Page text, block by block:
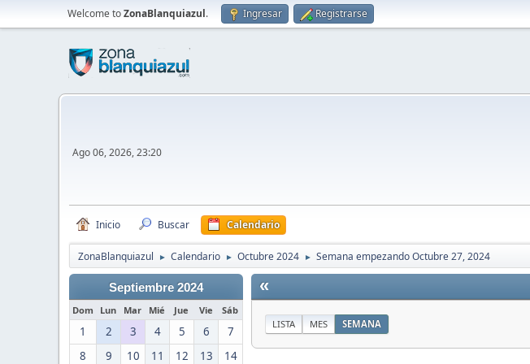
Welcome toZonaBlanquiazul. Ingresar Registrarse
Ago 06, 2026, 23:20
Inicio Buscar Calendario
ZonaBlanquiazul ► Calendario ► Octubre 2024 ► Semana empezando Octubre 27, 2024
Septiembre 2024
Dom Lun Mar Mié Jue Vie Sáb
1 2 3 4 5 6
7
8
9 10 11 12 13
14
«
LISTA MES SEMANA